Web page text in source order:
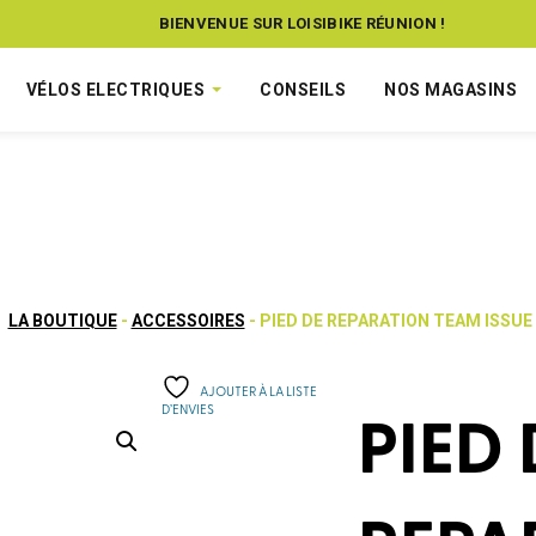
BIENVENUE SUR LOISIBIKE RÉUNION !
VÉLOS ELECTRIQUES CONSEILS NOS MAGASINS
LA BOUTIQUE - ACCESSOIRES - PIED DE REPARATION TEAM ISSUE
AJOUTER À LA LISTE
D’ENVIES
PIED